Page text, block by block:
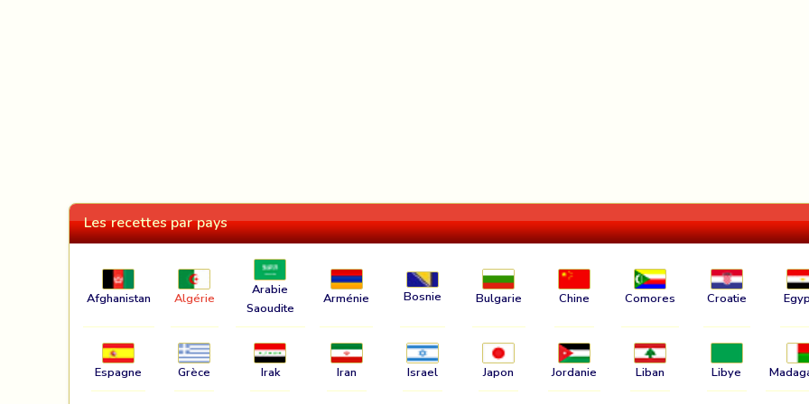
Les recettes par pays
Afghanistan Algérie
Arabie
Saoudite
Arménie Bosnie Bulgarie Chine Comores Croatie
Espagne Grèce Irak Iran Israel Japon Jordanie Liban Libye